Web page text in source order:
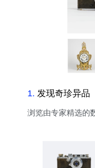
1. 发现奇珍异品
浏览由专家精选的